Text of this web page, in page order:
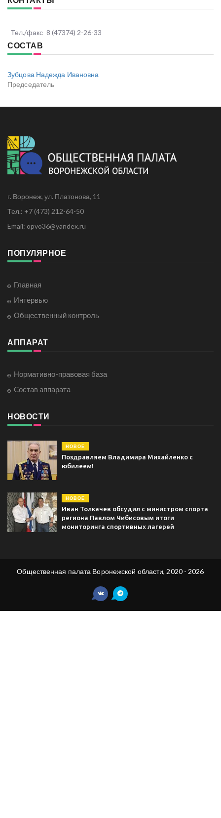
Тел./факс 8 (47374) 2-26-33
СОСТАВ
Зубцова Надежда Ивановна
Председатель
г. Воронеж, ул. Платонова, 11
Тел.: +7 (473) 212-64-50
Email: opvo36@yandex.ru
ПОПУЛЯРНОЕ
Главная
Интервью
Общественный контроль
АППАРАТ
Нормативно-правовая база
Cостав аппарата
НОВОСТИ
НОВОЕ
Поздравляем Владимира Михайленко с
юбилеем!
НОВОЕ
Иван Толкачев обсудил с министром спорта
региона Павлом Чибисовым итоги
мониторинга спортивных лагерей
Общественная палата Воронежской области, 2020 - 2026